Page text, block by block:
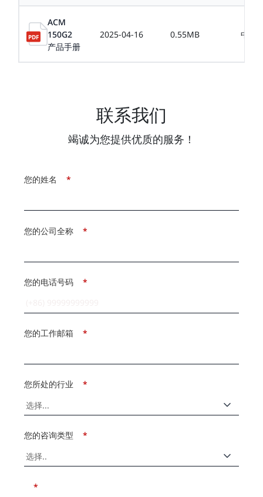
ACM
150G2
产品手册
2025-04-16 0.55MB 中文
联系我们
竭诚为您提供优质的服务！
*
您的姓名
*
您的公司全称
*
您的电话号码
*
您的工作邮箱
*
您所处的行业
*
您的咨询类型
*